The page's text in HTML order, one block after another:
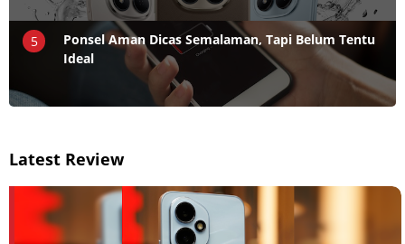
5
Ponsel Aman Dicas Semalaman, Tapi Belum Tentu
Ideal
Latest Review